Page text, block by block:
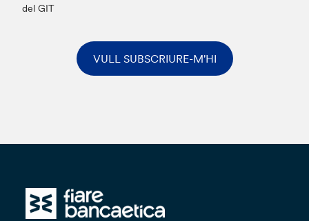
del GIT
VULL SUBSCRIURE-M'HI